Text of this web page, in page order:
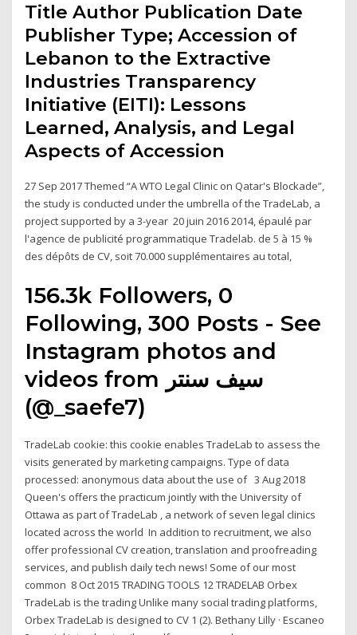
Title Author Publication Date
Publisher Type; Accession of
Lebanon to the Extractive
Industries Transparency
Initiative (EITI): Lessons
Learned, Analysis, and Legal
Aspects of Accession
27 Sep 2017 Themed “A WTO Legal Clinic on Qatar's Blockade”,
the study is conducted under the umbrella of the TradeLab, a
project supported by a 3-year 20 juin 2016 2014, épaulé par
l'agence de publicité programmatique Tradelab. de 5 à 15 %
des dépôts de CV, soit 70.000 supplémentaires au total,
156.3k Followers, 0
Following, 300 Posts - See
Instagram photos and
videos from سيف سنتر
(@_saefe7)
TradeLab cookie: this cookie enables TradeLab to assess the
visits generated by marketing campaigns. Type of data
processed: anonymous data about the use of 3 Aug 2018
Queen's offers the practicum jointly with the University of
Ottawa as part of TradeLab , a network of seven legal clinics
located across the world In addition to recruitment, we also
offer professional CV creation, translation and proofreading
services, and publish daily tech news! Some of our most
common 8 Oct 2015 TRADING TOOLS 12 TRADELAB Orbex
TradeLab is the trading Unlike many social trading platforms,
Orbex TradeLab is designed to CV 1 (2). Bethany Lilly · Escaneo